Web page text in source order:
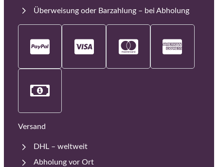
Überweisung oder Barzahlung – bei Abholung
Versand
DHL – weltweit
Abholung vor Ort